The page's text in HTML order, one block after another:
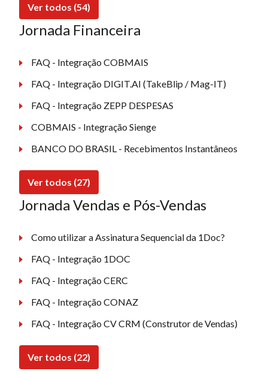
Ver todos (54)
Jornada Financeira
FAQ - Integração COBMAIS
FAQ - Integração DIGIT.AI (TakeBlip / Mag-IT)
FAQ - Integração ZEPP DESPESAS
COBMAIS - Integração Sienge
BANCO DO BRASIL - Recebimentos Instantâneos
Ver todos (27)
Jornada Vendas e Pós-Vendas
Como utilizar a Assinatura Sequencial da 1Doc?
FAQ - Integração 1DOC
FAQ - Integração CERC
FAQ - Integração CONAZ
FAQ - Integração CV CRM (Construtor de Vendas)
Ver todos (22)